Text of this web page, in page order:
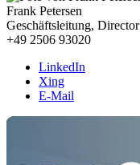
Frank Petersen
Geschäftsleitung, Director
+49 2506 93020
LinkedIn
Xing
E-Mail